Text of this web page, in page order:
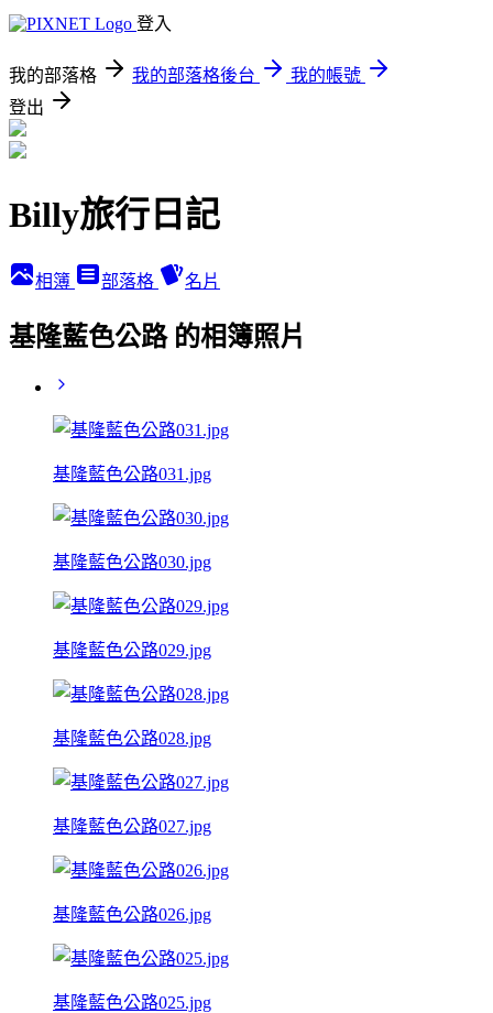
登入
我的部落格 我的部落格後台
我的帳號
登出
Billy旅行日記
相簿 部落格 名片
基隆藍色公路 的相簿照片
基隆藍色公路031.jpg
基隆藍色公路030.jpg
基隆藍色公路029.jpg
基隆藍色公路028.jpg
基隆藍色公路027.jpg
基隆藍色公路026.jpg
基隆藍色公路025.jpg